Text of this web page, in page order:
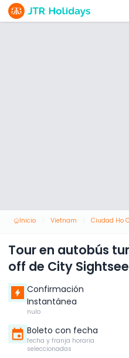
Inicio Vietnam
Tour en autobús
off de City
Confirmación
Instantánea
nulo
Boleto con fecha
fecha y franja horaria
seleccionadas